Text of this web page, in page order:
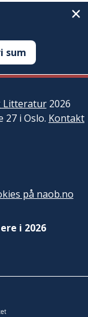
sum
Litteratur2026
27 i Oslo. Kontakt
på naob.no
i 2026